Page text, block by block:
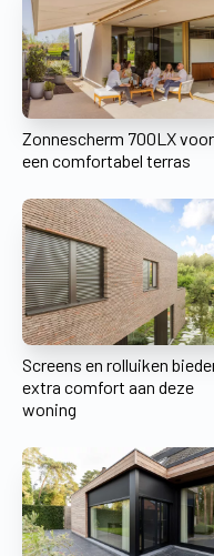
Zonnescherm 700LX voor
een comfortabel terras
Screens en rolluiken
extra comfort aan deze
woning